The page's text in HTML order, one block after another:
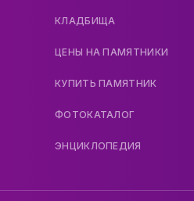
КЛАДБИЩА
ЦЕНЫ НА ПАМЯТНИКИ
КУПИТЬ ПАМЯТНИК
ФОТОКАТАЛОГ
ЭНЦИКЛОПЕДИЯ